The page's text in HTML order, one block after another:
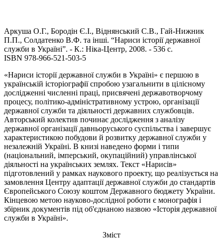
Аркуша О.Г., Бородін Є.І., Віднянський С.В., Гай-Нижник
П.П., Солдатенко В.Ф. та інші. “Нариси історії державної
служби в Україні”. - К.: Ніка-Центр, 2008. - 536 с.
ISBN 978-966-521-503-5
«Нариси історії державної служби в Україні» є першою в
українській історіографії спробою узагальнити в цілісному
дослідженні численні праці, присвячені державотворчому
процесу, політико-адміністративному устрою, організації
державної служби та діяльності державних службовців.
Авторський колектив починає дослідження з аналізу
державної організації давньоруського суспільства і завершує
характеристикою побудови й розвитку державної служби у
незалежній Україні. В книзі наведено форми і типи
(національний, імперський, окупаційний) управлінської
діяльності на українських землях. Текст «Нарисів»
підготовлений у рамках наукового проекту, що реалізується на
замовлення Центру адаптації державної служби до стандартів
Європейського Союзу коштом Державного бюджету України.
Кінцевою метою науково-дослідної роботи є монографія і
збірник документів під об'єднаною назвою «Історія державної
служби в Україні».
Зміст